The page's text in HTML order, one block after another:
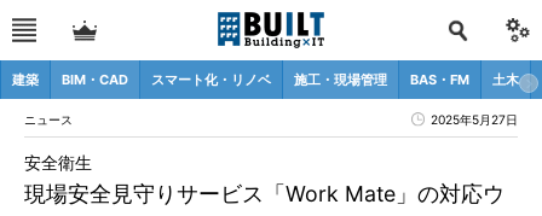
建築 BIM・CAD スマート化・リノベ 施工・現場管理 BAS・FM 土木
ニュース 2025年5月27日
現場安全見守りサービス「Work Mate」の対応ウ
安全衛生